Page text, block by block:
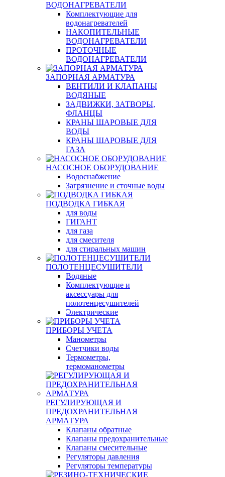
ВОДОНАГРЕВАТЕЛИ
Комплектующие для
водонагревателей
НАКОПИТЕЛЬНЫЕ
ВОДОНАГРЕВАТЕЛИ
ПРОТОЧНЫЕ
ВОДОНАГРЕВАТЕЛИ
ЗАПОРНАЯ АРМАТУРА
ВЕНТИЛИ И КЛАПАНЫ
ВОДЯНЫЕ
ЗАДВИЖКИ, ЗАТВОРЫ,
ФЛАНЦЫ
КРАНЫ ШАРОВЫЕ ДЛЯ
ВОДЫ
КРАНЫ ШАРОВЫЕ ДЛЯ
ГАЗА
НАСОСНОЕ ОБОРУДОВАНИЕ
Водоснабжение
Загрязнение и сточные воды
ПОДВОДКА ГИБКАЯ
для воды
ГИГАНТ
для газа
для смесителя
для стиральных машин
ПОЛОТЕНЦЕСУШИТЕЛИ
Водяные
Комплектующие и
аксессуары для
полотенцесушителей
Электрические
ПРИБОРЫ УЧЕТА
Манометры
Счетчики воды
Термометры,
термоманометры
РЕГУЛИРУЮЩАЯ И
ПРЕДОХРАНИТЕЛЬНАЯ
АРМАТУРА
Клапаны обратные
Клапаны предохранительные
Клапаны смесительные
Регуляторы давления
Регуляторы температуры